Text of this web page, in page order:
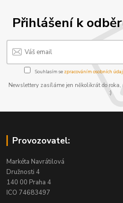
Přihlášení k
Souhlasím se zpracováním osobních
Newslettery zasíláme jen několikrát do
:)
Provozovatel:
Markéta Navrátilová
Družnosti 4
140 00 Praha 4
ICO 74683497